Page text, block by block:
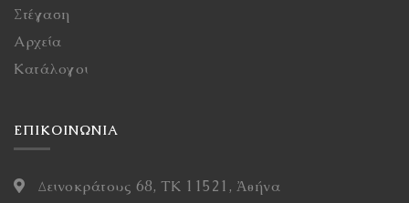
Στέγαση
Αρχεία
Κατάλογοι
ΕΠΙΚΟΙΝΩΝΙΑ
Δεινοκράτους 68, ΤΚ 11521, Ἀθήνα